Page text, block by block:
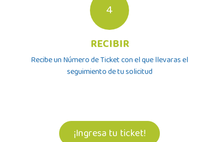
4
RECIBIR
Recibe un Número de Ticket con el que llevaras el
seguimiento de tu solicitud
¡Ingresa tu ticket!